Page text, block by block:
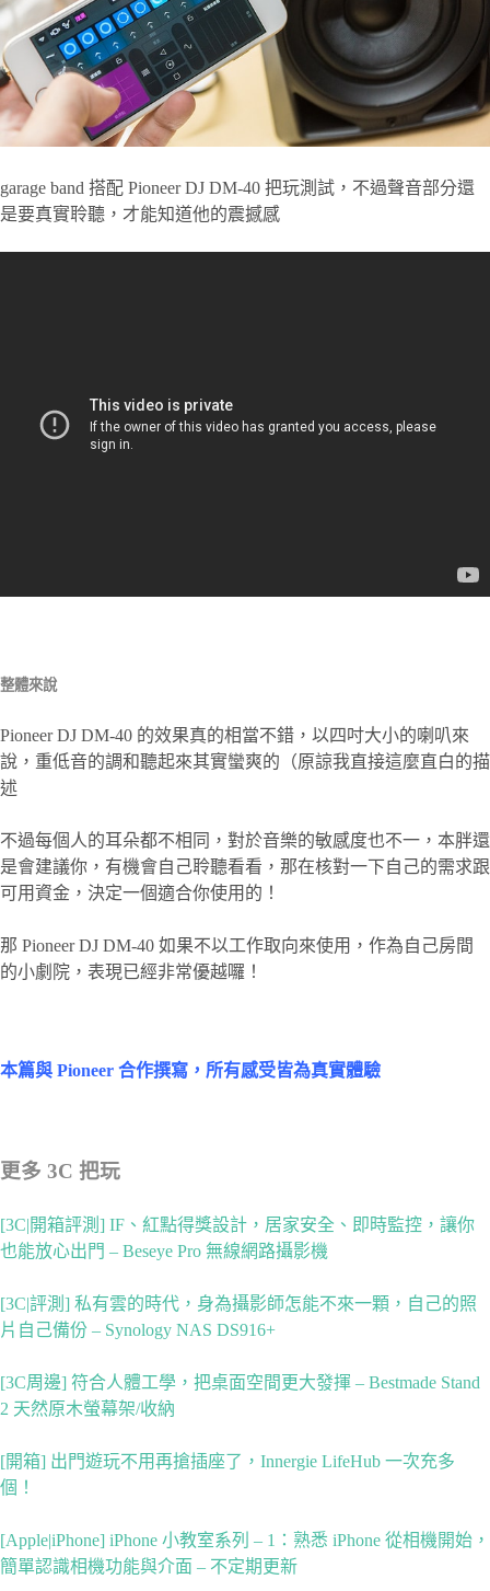
garage band 搭配 Pioneer DJ DM-40 把玩測試，不過聲音部分還
是要真實聆聽，才能知道他的震撼感
整體來說
Pioneer DJ DM-40 的效果真的相當不錯，以四吋大小的喇叭來
說，重低音的調和聽起來其實蠻爽的（原諒我直接這麼直白的描
述
不過每個人的耳朵都不相同，對於音樂的敏感度也不一，本胖還
是會建議你，有機會自己聆聽看看，那在核對一下自己的需求跟
可用資金，決定一個適合你使用的！
那 Pioneer DJ DM-40 如果不以工作取向來使用，作為自己房間
的小劇院，表現已經非常優越囉！
本篇與 Pioneer 合作撰寫，所有感受皆為真實體驗
更多 3C 把玩
[3C|開箱評測] IF、紅點得獎設計，居家安全、即時監控，讓你
也能放心出門 – Beseye Pro 無線網路攝影機
[3C|評測] 私有雲的時代，身為攝影師怎能不來一顆，自己的照
片自己備份 – Synology NAS DS916+
[3C周邊] 符合人體工學，把桌面空間更大發揮 – Bestmade Stand
2 天然原木螢幕架/收納
[開箱] 出門遊玩不用再搶插座了，Innergie LifeHub 一次充多
個！
[Apple|iPhone] iPhone 小教室系列 – 1：熟悉 iPhone 從相機開始，
簡單認識相機功能與介面 – 不定期更新